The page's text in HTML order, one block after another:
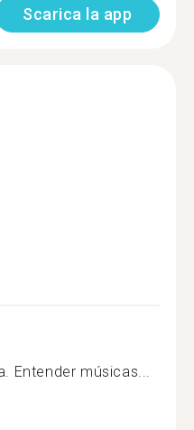
Scarica la app
Entender músicas...